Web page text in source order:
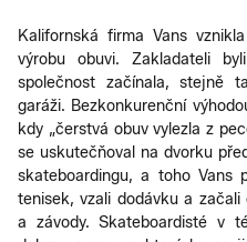
Kalifornská firma Vans
výrobu obuvi. Zakladateli
společnost začínala, stejně
garáži. Bezkonkurenční
kdy „čerstvá obuv vylezla z
se uskutečňoval na dvorku
skateboardingu, a toho Vans
tenisek, vzali dodávku a
a závody. Skateboardisté v